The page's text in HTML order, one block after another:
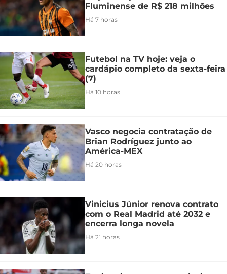
Fluminense de R$ 218 milhões
Há 7 horas
Futebol na TV hoje: veja o
cardápio completo da sexta-feira
(7)
Há 10 horas
Vasco negocia contratação de
Brian Rodríguez junto ao
América-MEX
Há 20 horas
Vinicius Júnior renova contrato
com o Real Madrid até 2032 e
encerra longa novela
Há 21 horas